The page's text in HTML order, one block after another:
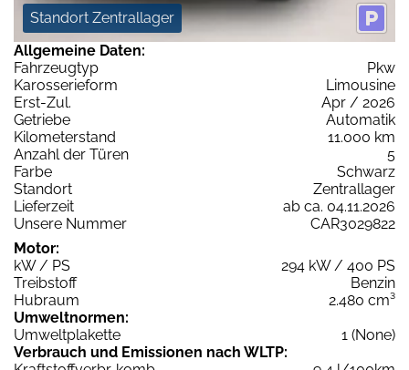
Standort Zentrallager
Allgemeine Daten:
Fahrzeugtyp
Pkw
Karosserieform
Limousine
Erst-Zul.
Apr / 2026
Getriebe
Automatik
Kilometerstand
11.000 km
Anzahl der Türen
5
Farbe
Schwarz
Standort
Zentrallager
Lieferzeit
ab ca. 04.11.2026
Unsere Nummer
CAR3029822
Motor:
kW / PS
294 kW / 400 PS
Treibstoff
Benzin
Hubraum
2.480 cm³
Umweltnormen:
Umweltplakette
1 (None)
Verbrauch und Emissionen nach WLTP: